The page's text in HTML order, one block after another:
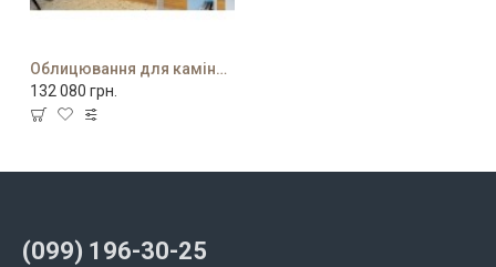
Облицювання для каміна Chester
132 080 грн.
(099) 196-30-25